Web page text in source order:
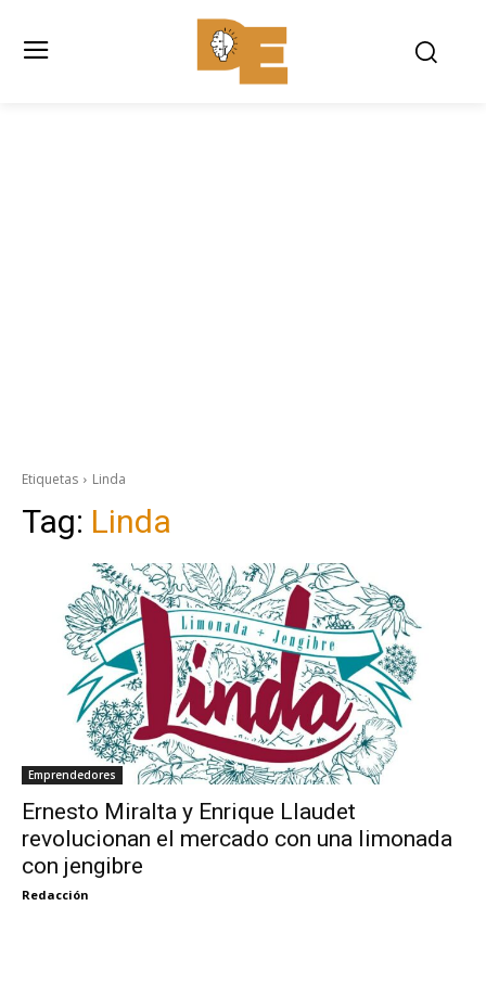
Etiquetas Linda
Tag: Linda
Emprendedores
Ernesto Miralta y Enrique Llaudet
revolucionan el mercado con una limonada
con jengibre
Redacción